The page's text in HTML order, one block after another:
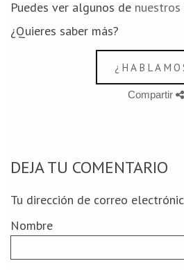
Puedes ver algunos de
¿Quieres saber más?
Compartir
DEJA TU COMENTARIO
Tu dirección de correo
Nombre